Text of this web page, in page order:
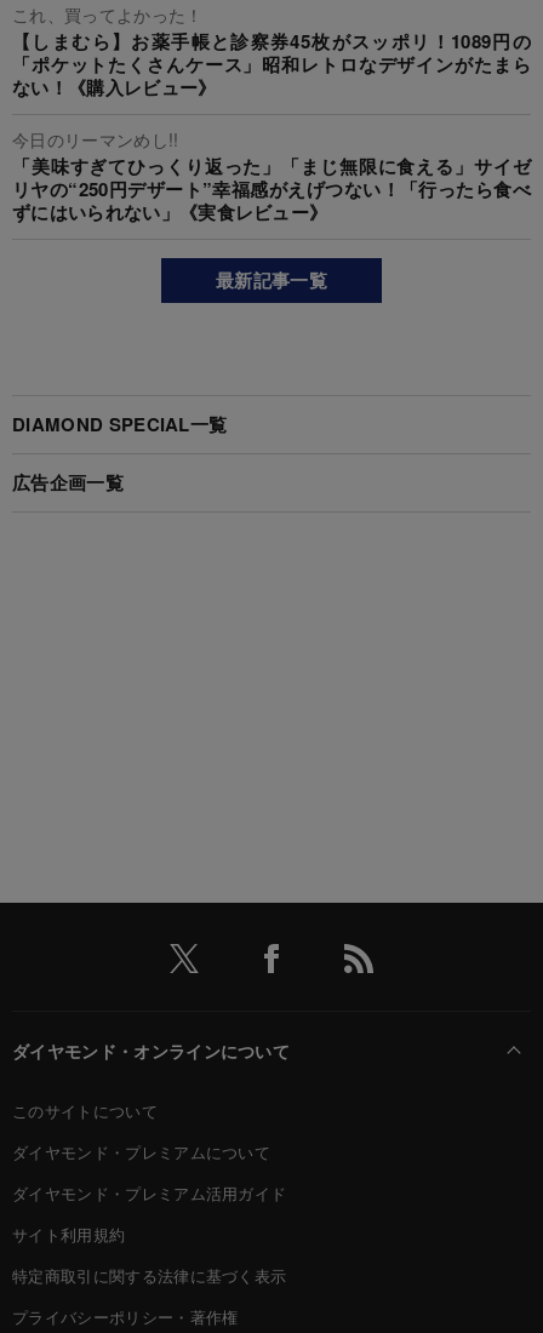
これ、買ってよかった！
【しまむら】お薬手帳と診察券45枚がスッポリ！1089円の
「ポケットたくさんケース」昭和レトロなデザインがたまら
ない！《購入レビュー》
今日のリーマンめし!!
「美味すぎてひっくり返った」「まじ無限に食える」サイゼ
リヤの“250円デザート”幸福感がえげつない！「行ったら食べ
ずにはいられない」《実食レビュー》
最新記事一覧
DIAMOND SPECIAL一覧
広告企画一覧
ダイヤモンド・オンラインについて
このサイトについて
ダイヤモンド・プレミアムについて
ダイヤモンド・プレミアム活用ガイド
サイト利用規約
特定商取引に関する法律に基づく表示
プライバシーポリシー・著作権